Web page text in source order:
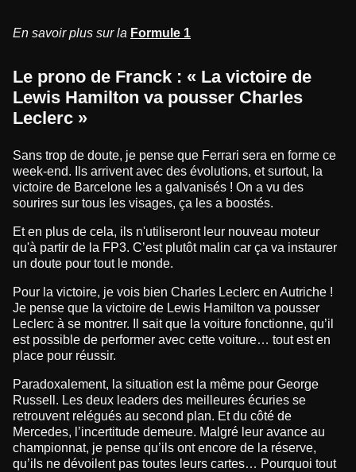
En savoir plus sur la Formule 1
Le prono de Franck : « La victoire de
Lewis Hamilton va pousser Charles
Leclerc »
Sans trop de doute, je pense que Ferrari sera en forme ce
week-end. Ils arrivent avec des évolutions, et surtout, la
victoire de Barcelone les a galvanisés ! On a vu des
sourires sur tous les visages, ça les a boostés.
Et en plus de cela, ils n'utiliseront leur nouveau moteur
qu'à partir de la FP3. C’est plutôt malin car ça va instaurer
un doute pour tout le monde.
Pour la victoire, je vois bien Charles Leclerc en Autriche !
Je pense que la victoire de Lewis Hamilton va pousser
Leclerc à se montrer. Il sait que la voiture fonctionne, qu’il
est possible de performer avec cette voiture… tout est en
place pour réussir.
Paradoxalement, la situation est la même pour George
Russell. Les deux leaders des meilleures écuries se
retrouvent relégués au second plan. Et du côté de
Mercedes, l’incertitude demeure. Malgré leur avance au
championnat, je pense qu’ils ont encore de la réserve,
qu’ils ne dévoilent pas toutes leurs cartes… Pourquoi tout